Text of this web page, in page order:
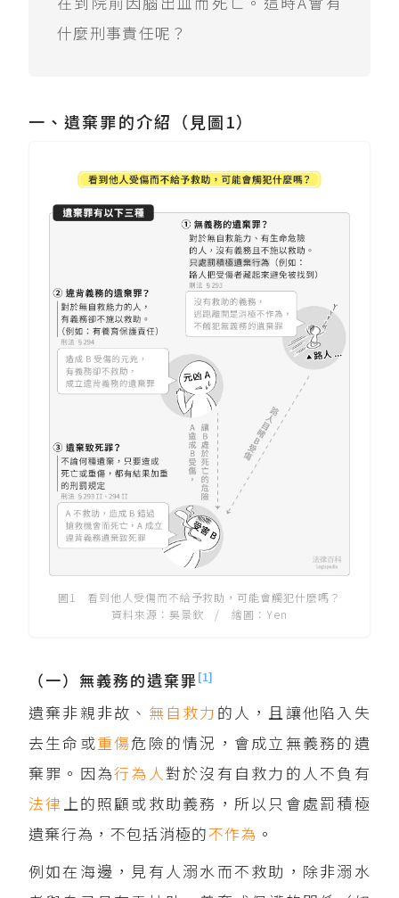
什麼刑事責任呢？
一、遺棄罪的介紹（見圖1）
圖1 看到他人受傷而不給予救助，可能會觸犯什麼嗎？
資料來源：吳景欽 / 繪圖：Yen
（一）無義務的遺棄罪[1]
遺棄非親非故、 無自救力 的人，且讓他陷入失
去生命或重傷危險的情況，會成立無義務的遺
棄罪。因為行為人對於沒有自救力的人不負有
法律上的照顧或救助義務，所以只會處罰積極
遺棄行為，不包括消極的不作為 。
例如在海邊，見有人溺水而不救助，除非溺水